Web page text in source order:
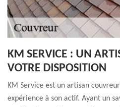
KM SERVICE : UN
VOTRE DISPOSITION
KM Service est un artisan
expérience à son actif. Ayant un